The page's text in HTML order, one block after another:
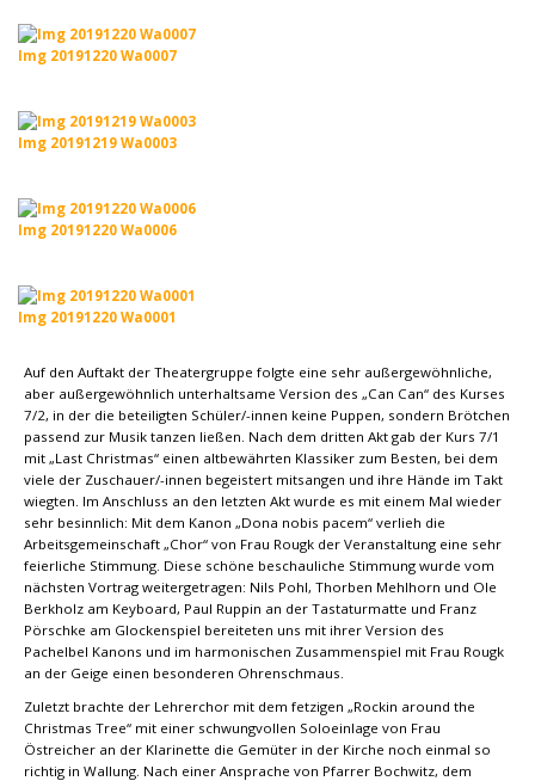
Img 20191220 Wa0007
Img 20191219 Wa0003
Img 20191220 Wa0006
Img 20191220 Wa0001
Auf den Auftakt der Theatergruppe folgte eine sehr außergewöhnliche,
aber außergewöhnlich unterhaltsame Version des „Can Can“ des Kurses
7/2, in der die beteiligten Schüler/-innen keine Puppen, sondern Brötchen
passend zur Musik tanzen ließen. Nach dem dritten Akt gab der Kurs 7/1
mit „Last Christmas“ einen altbewährten Klassiker zum Besten, bei dem
viele der Zuschauer/-innen begeistert mitsangen und ihre Hände im Takt
wiegten. Im Anschluss an den letzten Akt wurde es mit einem Mal wieder
sehr besinnlich: Mit dem Kanon „Dona nobis pacem“ verlieh die
Arbeitsgemeinschaft „Chor“ von Frau Rougk der Veranstaltung eine sehr
feierliche Stimmung. Diese schöne beschauliche Stimmung wurde vom
nächsten Vortrag weitergetragen: Nils Pohl, Thorben Mehlhorn und Ole
Berkholz am Keyboard, Paul Ruppin an der Tastaturmatte und Franz
Pörschke am Glockenspiel bereiteten uns mit ihrer Version des
Pachelbel Kanons und im harmonischen Zusammenspiel mit Frau Rougk
an der Geige einen besonderen Ohrenschmaus.
Zuletzt brachte der Lehrerchor mit dem fetzigen „Rockin around the
Christmas Tree“ mit einer schwungvollen Soloeinlage von Frau
Östreicher an der Klarinette die Gemüter in der Kirche noch einmal so
richtig in Wallung. Nach einer Ansprache von Pfarrer Bochwitz, dem